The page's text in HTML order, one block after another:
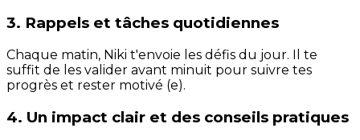
3. Rappels et tâches quotidiennes
Chaque matin, Niki t'envoie les défis du jour. Il te
suffit de les valider avant minuit pour suivre tes
progrès et rester motivé (e).
4. Un impact clair et des conseils pratiques